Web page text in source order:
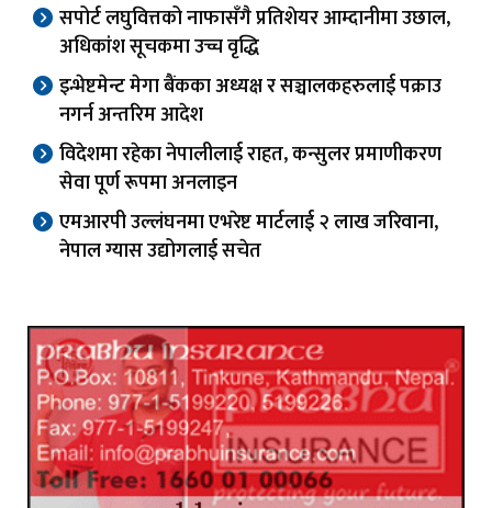
सपोर्ट लघुवित्तको नाफासँगै प्रतिशेयर आम्दानीमा उछाल,
अधिकांश सूचकमा उच्च वृद्धि
इन्भेष्टमेन्ट मेगा बैंकका अध्यक्ष र सञ्चालकहरुलाई पक्राउ
नगर्न अन्तरिम आदेश
विदेशमा रहेका नेपालीलाई राहत, कन्सुलर प्रमाणीकरण
सेवा पूर्ण रूपमा अनलाइन
एमआरपी उल्लंघनमा एभरेष्ट मार्टलाई २ लाख जरिवाना,
नेपाल ग्यास उद्योगलाई सचेत